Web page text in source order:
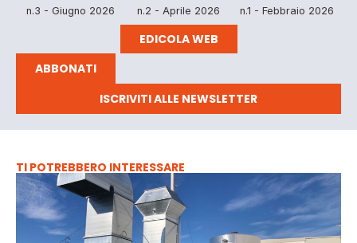
n.3 - Giugno 2026 n.2 - Aprile 2026 n.1 - Febbraio 2026
EDICOLA WEB
ABBONATI
ISCRIVITI ALLE NEWSLETTER
TI POTREBBERO INTERESSARE